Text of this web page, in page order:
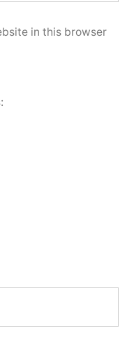
in this browser